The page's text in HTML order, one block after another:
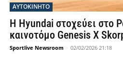
ΑΥΤΟΚΙΝΗΤΟ
Η Hyundai στοχεύει στο
καινοτόμο Genesis X
Sportlive Newsroom - 02/02/2026 21:18